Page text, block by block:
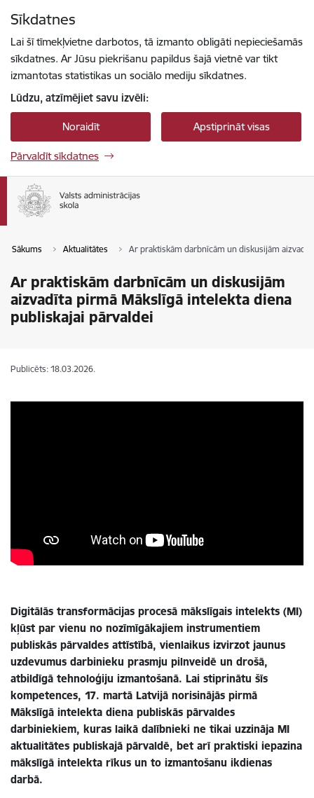
Sīkdatnes
Lai šī tīmekļvietne darbotos, tā izmanto obligāti nepieciešamās
sīkdatnes. Ar Jūsu piekrišanu papildus šajā vietnē var tikt
izmantotas statistikas un sociālo mediju sīkdatnes.
Lūdzu, atzīmējiet savu izvēli:
Noraidīt Apstiprināt visas
Pārvaldīt sīkdatnes
Sākums Aktualitātes Ar praktiskām darbnīcām un diskusijām
Ar praktiskām darbnīcām un diskusijām
aizvadīta pirmā Mākslīgā intelekta diena
publiskajai pārvaldei
Publicēts: 18.03.2026.
Digitālās transformācijas procesā mākslīgais intelekts (MI)
kļūst par vienu no nozīmīgākajiem instrumentiem
publiskās pārvaldes attīstībā, vienlaikus izvirzot jaunus
uzdevumus darbinieku prasmju pilnveidē un drošā,
atbildīgā tehnoloģiju izmantošanā. Lai stiprinātu šīs
kompetences, 17. martā Latvijā norisinājās pirmā
Mākslīgā intelekta diena publiskās pārvaldes
darbiniekiem, kuras laikā dalībnieki ne tikai uzzināja MI
aktualitātes publiskajā pārvaldē, bet arī praktiski iepazina
mākslīgā intelekta rīkus un to izmantošanu ikdienas
darbā.